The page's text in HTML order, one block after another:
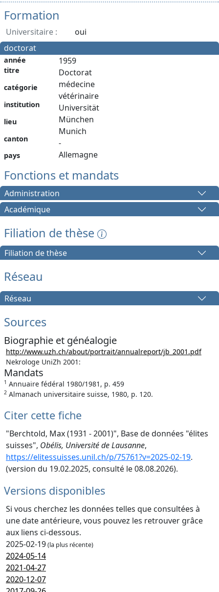
Formation
Universitaire :
oui
doctorat
année
titre
catégorie
institution
lieu
canton
pays
1959
Doctorat
médecine
vétérinaire
Universität
München
Munich
-
Allemagne
Fonctions et mandats
Administration
Académique
Filiation de thèse
Filiation de thèse
Réseau
Réseau
Sources
Biographie et généalogie
http://www.uzh.ch/about/portrait/annualreport/jb_2001.pdf
Nekrologe UniZh 2001:
Mandats
1 Annuaire fédéral 1980/1981, p. 459
2 Almanach universitaire suisse, 1980, p. 120.
Citer cette fiche
"Berchtold, Max (1931 - 2001)", Base de données "élites
suisses", Obélis, Université de Lausanne,
https://elitessuisses.unil.ch/p/75761?v=2025-02-19.
(version du 19.02.2025, consulté le 08.08.2026).
Versions disponibles
Si vous cherchez les données telles que consultées à
une date antérieure, vous pouvez les retrouver grâce
aux liens ci-dessous.
2025-02-19(la plus récente)
2024-05-14
2021-04-27
2020-12-07